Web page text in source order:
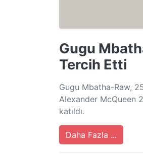
Gugu
Tercih Etti
Gugu Mbatha-Raw,
Alexander McQueen
katıldı.
Daha Fazla ...